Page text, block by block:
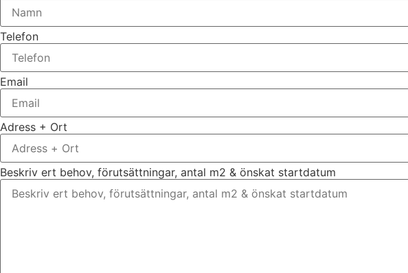
Telefon
Email
Adress + Ort
Beskriv ert behov, förutsättningar, antal m2 & önskat startdatum